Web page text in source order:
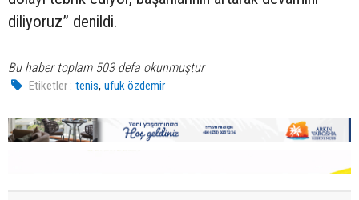
diliyoruz” denildi.
Bu haber toplam 503 defa okunmuştur
Etiketler : tenis,ufuk özdemir